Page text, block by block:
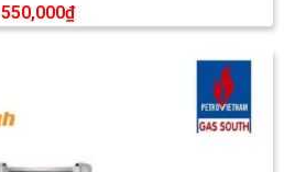
550,000₫